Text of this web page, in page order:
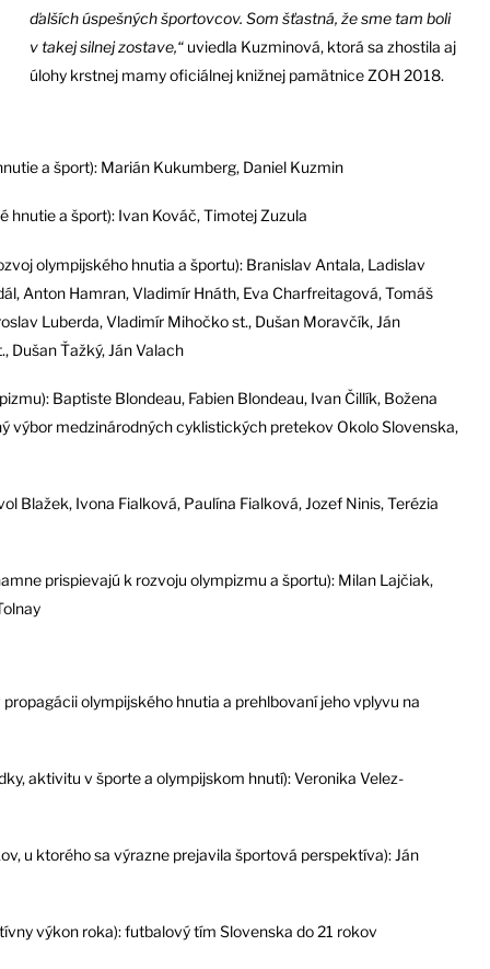
ďalších úspešných športovcov. Som šťastná, že sme tam boli
v takej silnej zostave,“uviedla Kuzminová, ktorá sa zhostila aj
úlohy krstnej mamy oficiálnej knižnej pamätnice ZOH 2018.
a šport): Marián Kukumberg, Daniel Kuzmin
hnutie a šport): Ivan Kováč, Timotej Zuzula
olympijského hnutia a športu): Branislav Antala, Ladislav
Anton Hamran, Vladimír Hnáth, Eva Charfreitagová, Tomáš
Luberda, Vladimír Mihočko st., Dušan Moravčík, Ján
Dušan Ťažký, Ján Valach
Baptiste Blondeau, Fabien Blondeau, Ivan Čillík, Božena
výbor medzinárodných cyklistických pretekov Okolo Slovenska,
Blažek, Ivona Fialková, Paulína Fialková, Jozef Ninis, Terézia
prispievajú k rozvoju olympizmu a športu): Milan Lajčiak,
olympijského hnutia a prehlbovaní jeho vplyvu na
aktivitu v športe a olympijskom hnutí): Veronika Velez-
u ktorého sa výrazne prejavila športová perspektíva): Ján
výkon roka): futbalový tím Slovenska do 21 rokov